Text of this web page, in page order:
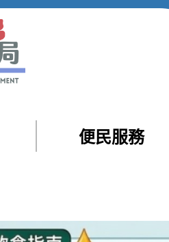
便民服務